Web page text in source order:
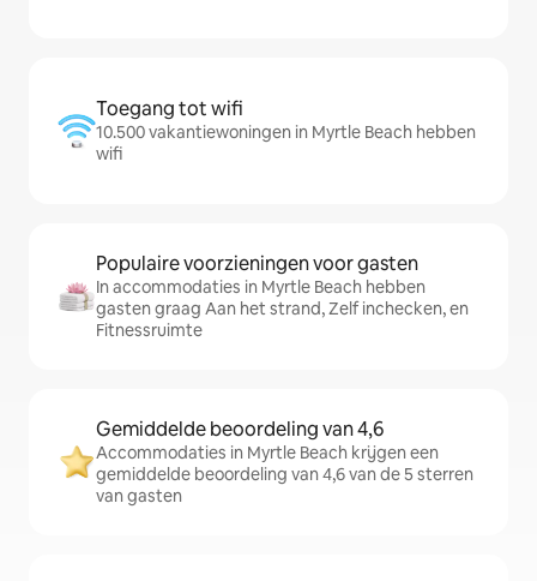
Toegang tot wifi
10.500 vakantiewoningen in Myrtle Beach hebben
wifi
Populaire voorzieningen voor gasten
In accommodaties in Myrtle Beach hebben
gasten graag Aan het strand, Zelf inchecken, en
Fitnessruimte
Gemiddelde beoordeling van 4,6
Accommodaties in Myrtle Beach krijgen een
gemiddelde beoordeling van 4,6 van de 5 sterren
van gasten